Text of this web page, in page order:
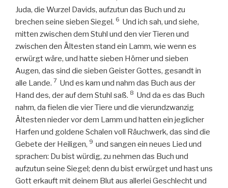
Juda, die Wurzel Davids, aufzutun das Buch und zu
brechen seine sieben Siegel. 6 Und ich sah, und siehe,
mitten zwischen dem Stuhl und den vier Tieren und
zwischen den Ältesten stand ein Lamm, wie wenn es
erwürgt wäre, und hatte sieben Hörner und sieben
Augen, das sind die sieben Geister Gottes, gesandt in
alle Lande. 7 Und es kam und nahm das Buch aus der
Hand des, der auf dem Stuhl saß. 8 Und da es das Buch
nahm, da fielen die vier Tiere und die vierundzwanzig
Ältesten nieder vor dem Lamm und hatten ein jeglicher
Harfen und goldene Schalen voll Räuchwerk, das sind die
Gebete der Heiligen, 9 und sangen ein neues Lied und
sprachen: Du bist würdig, zu nehmen das Buch und
aufzutun seine Siegel; denn du bist erwürget und hast uns
Gott erkauft mit deinem Blut aus allerlei Geschlecht und